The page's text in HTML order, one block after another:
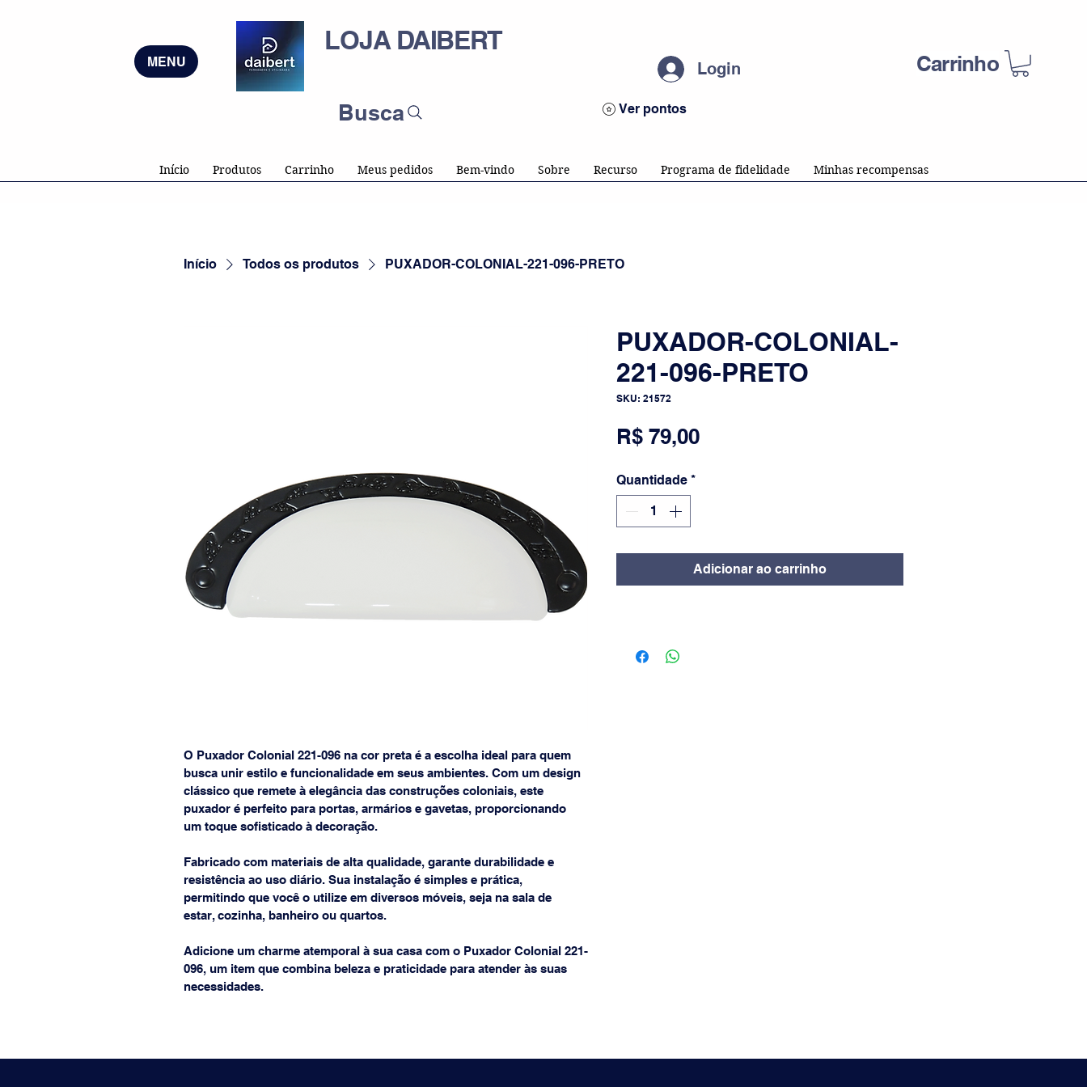
MENU
LOJA DAIBERT
Busca
Login Carrinho
Ver pontos
Início Produtos Carrinho Meus pedidos Bem-vindo Sobre Recurso Programa de fidelidade Minhas recompensas
Início Todos os produtos PUXADOR-COLONIAL-221-096-PRETO
O Puxador Colonial 221-096 na cor preta é a escolha ideal para quem
busca unir estilo e funcionalidade em seus ambientes. Com um design
clássico que remete à elegância das construções coloniais, este
puxador é perfeito para portas, armários e gavetas, proporcionando
um toque sofisticado à decoração.
Fabricado com materiais de alta qualidade, garante durabilidade e
resistência ao uso diário. Sua instalação é simples e prática,
permitindo que você o utilize em diversos móveis, seja na sala de
estar, cozinha, banheiro ou quartos.
Adicione um charme atemporal à sua casa com o Puxador Colonial 221-
096, um item que combina beleza e praticidade para atender às suas
necessidades.
PUXADOR-COLONIAL-
221-096-PRETO
SKU: 21572
R$ 79,00Preço
Quantidade *
Adicionar ao carrinho